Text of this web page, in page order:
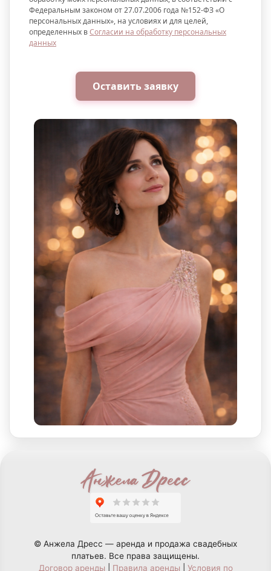
Федеральным законом от 27.07.2006 года №152-ФЗ «О
персональных данных», на условиях и для целей,
определенных вСогласии на обработку персональных
данных
Оставить заявку
© Анжела Дресс — аренда и продажа свадебных
платьев. Все права защищены.
Договор аренды
Правила аренды Условия по